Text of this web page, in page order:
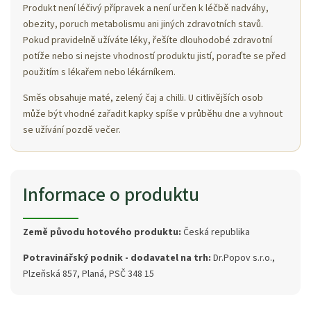
Produkt není léčivý přípravek a není určen k léčbě nadváhy,
obezity, poruch metabolismu ani jiných zdravotních stavů.
Pokud pravidelně užíváte léky, řešíte dlouhodobé zdravotní
potíže nebo si nejste vhodností produktu jistí, poraďte se před
použitím s lékařem nebo lékárníkem.
Směs obsahuje maté, zelený čaj a chilli. U citlivějších osob
může být vhodné zařadit kapky spíše v průběhu dne a vyhnout
se užívání pozdě večer.
Informace o produktu
Země původu hotového produktu: Česká republika
Potravinářský podnik - dodavatel na trh: Dr.Popov s.r.o.,
Plzeňská 857, Planá, PSČ 348 15